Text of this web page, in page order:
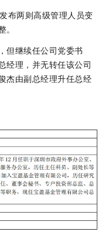
布两则高级管理人员变
但继续任公司党委书
经理，并无转任该公司
杰由副总经理升任总经